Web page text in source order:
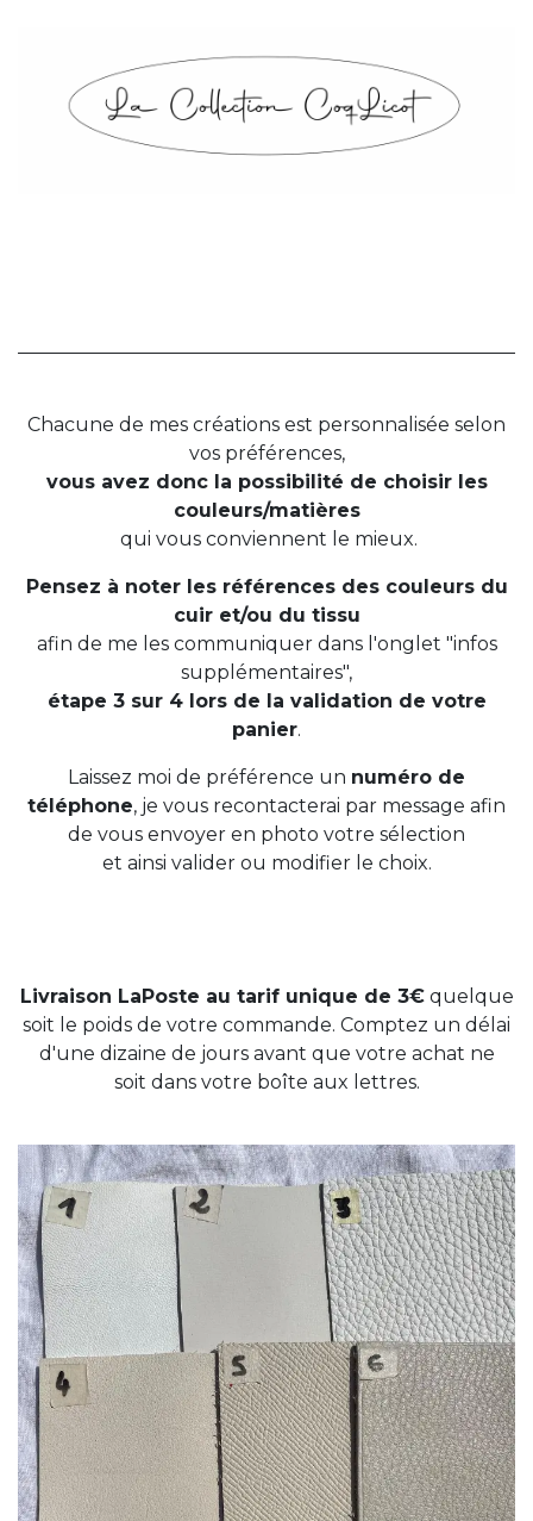
Chacune de mes créations est personnalisée selon
vos préférences,
vous avez donc la possibilité de choisir les
couleurs/matières
qui vous conviennent le mieux.
Pensez à noter les références des couleurs du
cuir et/ou du tissu
afin de me les communiquer dans l'onglet "infos
supplémentaires"​,
étape 3 sur 4 lors de la validation de votre
panier.
Laissez moi de préférence un numéro de
téléphone, je vous recontacterai par message afin
de vous envoyer en photo votre sélection
et ainsi valider ou modifier le choix.
Livraison LaPoste au tarif unique de 3€quelque
soit le poids de votre commande. Comptez un délai
d'une dizaine de jours avant que votre achat ne
soit dans votre boîte aux lettres.